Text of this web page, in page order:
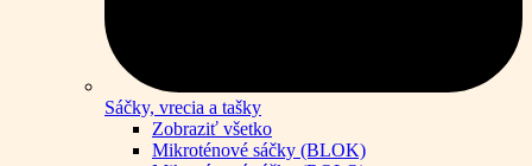
Sáčky, vrecia a tašky
Zobraziť všetko
Mikroténové sáčky (BLOK)